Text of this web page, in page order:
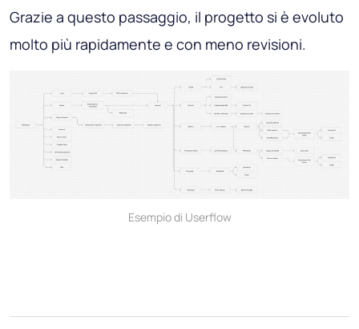
Grazie a questo passaggio, il progetto si è evoluto
molto più rapidamente e con meno revisioni.
Esempio di Userflow